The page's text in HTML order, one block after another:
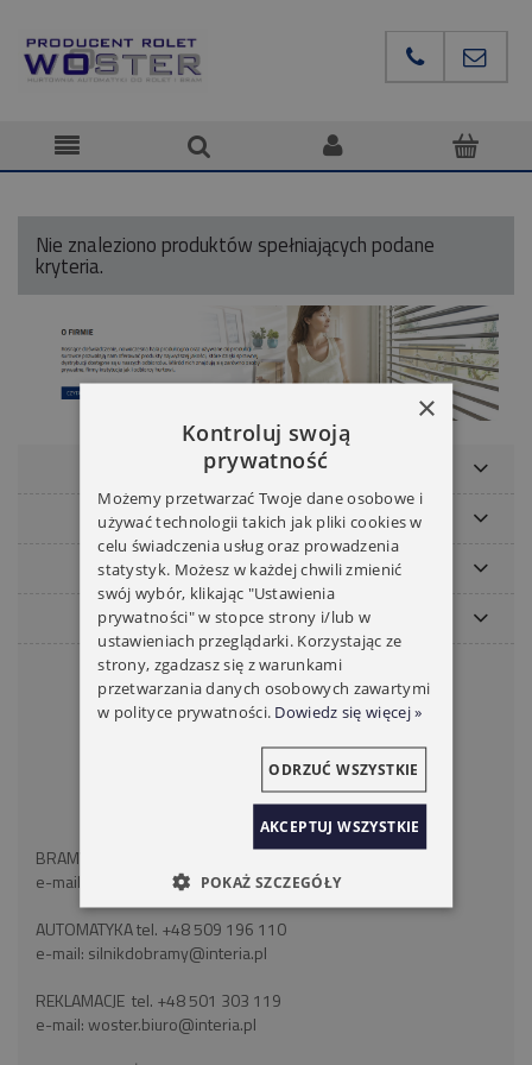
Nie znaleziono produktów spełniających podane
kryteria.
POMOC
NASZE MARKI
MOJE KONTO
PŁATNOŚCI I DOSTAWA
KONTAKT
WOSTER BRAMY ROLETY
41-106 Siemianowice Śląskie
województwo śląskie
NIP: 6262466375
BRAMY ROLETY tel:
+48 793 893 489
e-mail:
silnikdorolet@poczta.fm
AUTOMATYKA tel. +48 509 196 110
e-mail: silnikdobramy@interia.pl
REKLAMACJE tel. +48 501 303 119
e-mail:woster.biuro@interia.pl
×
Kontroluj swoją
prywatność
Możemy przetwarzać Twoje dane osobowe i
używać technologii takich jak pliki cookies w
celu świadczenia usług oraz prowadzenia
statystyk. Możesz w każdej chwili zmienić
swój wybór, klikając "Ustawienia
prywatności" w stopce strony i/lub w
ustawieniach przeglądarki. Korzystając ze
strony, zgadzasz się z warunkami
przetwarzania danych osobowych zawartymi
w polityce prywatności. Dowiedz się więcej »
AKCEPTUJ WSZYSTKIE
ODRZUĆ WSZYSTKIE
POKAŻ SZCZEGÓŁY